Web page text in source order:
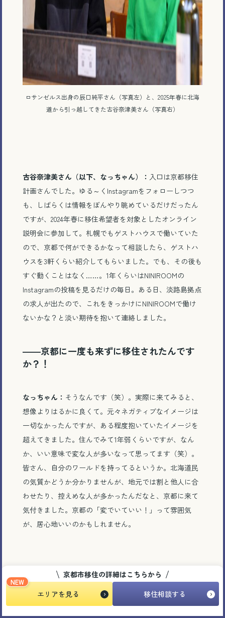
京都市移住の詳細はこちらから
NEW
エリアを見る 移住相談する
ロサンゼルス出身の辰口純平さん（写真左）と、2025年春に北海
道から引っ越してきた古谷奈津美さん（写真右）
古谷奈津美さん（以下、なっちゃん）： 入口は京都移住
計画さんでした。ゆる～くInstagramをフォローしつつ
も、しばらくは情報をぼんやり眺めているだけだったん
ですが、2024年春に移住希望者を対象としたオンライン
説明会に参加して。札幌でもゲストハウスで働いていた
ので、京都で何ができるかなって相談したら、ゲストハ
ウスを3軒くらい紹介してもらいました。でも、その後も
すぐ動くことはなく……。1年くらいはNINIROOMの
Instagramの投稿を見るだけの毎日。ある日、淡路島拠点
の求人が出たので、これをきっかけにNINIROOMで働け
ないかな？と淡い期待を抱いて連絡しました。
――京都に一度も来ずに移住されたんです
か？！
なっちゃん： そうなんです（笑）。実際に来てみると、
想像よりはるかに良くて。元々ネガティブなイメージは
一切なかったんですが、ある程度抱いていたイメージを
超えてきました。住んでみて1年弱くらいですが、なん
か、いい意味で変な人が多いなって思ってます（笑）。
皆さん、自分のワールドを持ってるというか。北海道民
の気質かどうか分かりませんが、地元では割と他人に合
わせたり、控えめな人が多かったんだなと、京都に来て
気付きました。京都の「変でいていい！」って雰囲気
が、居心地いいのかもしれません。
京都は田舎と都会のバランスが